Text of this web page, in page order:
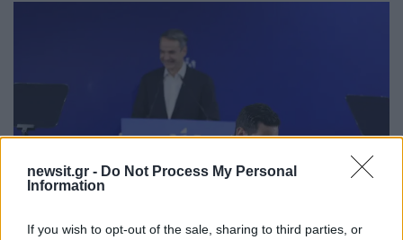
newsit.gr - Do Not Process My Personal
Information
If you wish to opt-out of the sale, sharing to third parties, or